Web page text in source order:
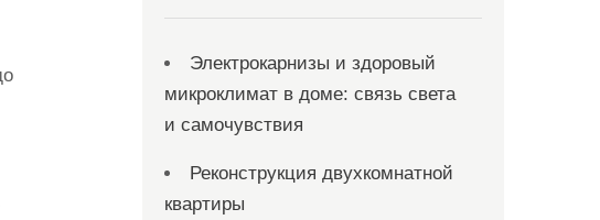
Электрокарнизы и здоровый
микроклимат в доме: связь света
и самочувствия
Реконструкция двухкомнатной
квартиры